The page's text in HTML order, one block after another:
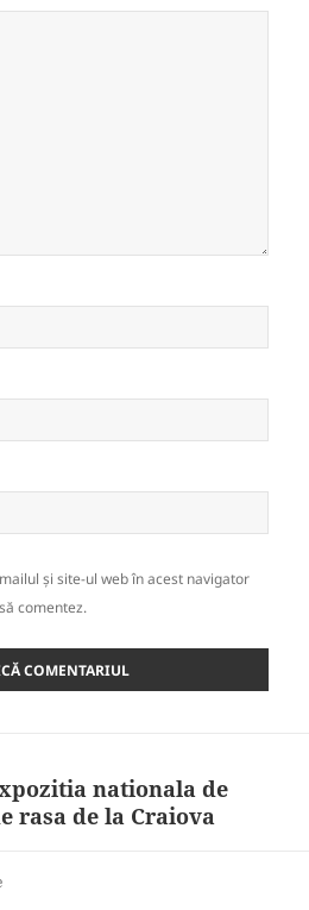
și site-ul web în acest navigator
comentez.
nationala de
rasa de la Craiova